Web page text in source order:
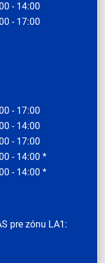
- 14:00
- 17:00
- 17:00
- 14:00
- 17:00
- 14:00 *
- 14:00 *
pre zónu LA1: